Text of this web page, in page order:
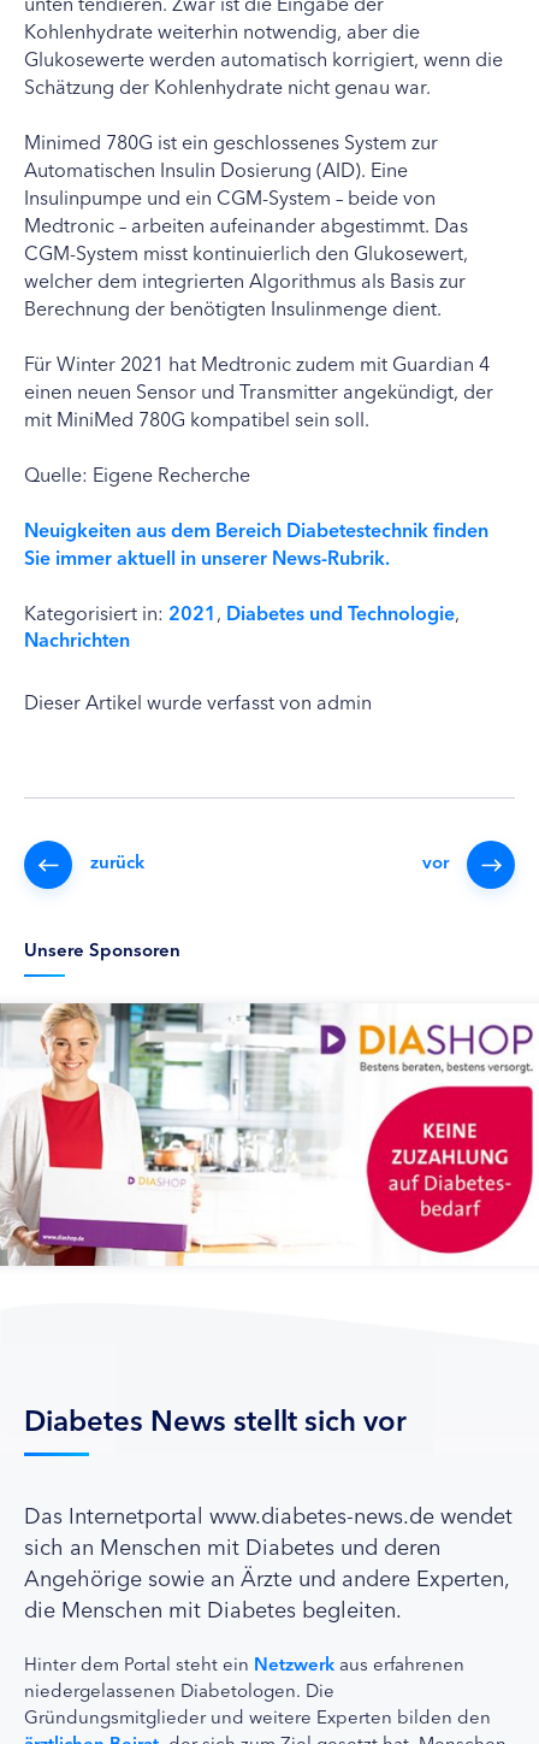
Kohlenhydrate weiterhin notwendig, aber die
Glukosewerte werden automatisch korrigiert, wenn die
Schätzung der Kohlenhydrate nicht genau war.
Minimed 780G ist ein geschlossenes System zur
Automatischen Insulin Dosierung (AID). Eine
Insulinpumpe und ein CGM-System – beide von
Medtronic – arbeiten aufeinander abgestimmt. Das
CGM-System misst kontinuierlich den Glukosewert,
welcher dem integrierten Algorithmus als Basis zur
Berechnung der benötigten Insulinmenge dient.
Für Winter 2021 hat Medtronic zudem mit Guardian 4
einen neuen Sensor und Transmitter angekündigt, der
mit MiniMed 780G kompatibel sein soll.
Quelle: Eigene Recherche
Neuigkeiten aus dem Bereich Diabetestechnik finden
Sie immer aktuell in unserer News-Rubrik.
Kategorisiert in: 2021, Diabetes und Technologie,
Nachrichten
Dieser Artikel wurde verfasst von admin
zurück vor
Unsere Sponsoren
Diabetes News stellt sich vor
Das Internetportal www.diabetes-news.de wendet
sich an Menschen mit Diabetes und deren
Angehörige sowie an Ärzte und andere Experten,
die Menschen mit Diabetes begleiten.
Hinter dem Portal steht ein Netzwerk aus erfahrenen
niedergelassenen Diabetologen. Die
Gründungsmitglieder und weitere Experten bilden den